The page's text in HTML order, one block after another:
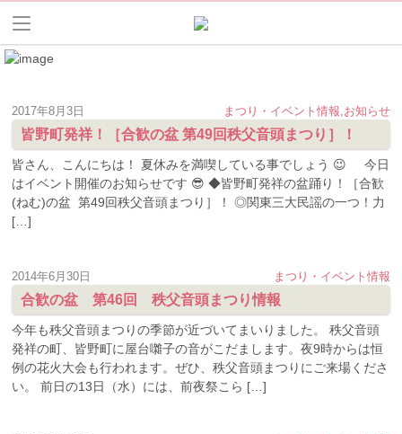
まつり・イベント情報 お知らせ
2017年8月3日
皆野町発祥！［合歓の盆 第49回秩父音頭まつり］！
皆さん、こんにちは！ 夏休みを満喫している事でしょう 😉 今日
はイベント開催のお知らせです 😎 ◆皆野町発祥の盆踊り！［合歓
(ねむ)の盆 第49回秩父音頭まつり］！ ◎関東三大民謡の一つ！力
[…]
まつり・イベント情報
2014年6月30日
合歓の盆 第46回 秩父音頭まつり情報
今年も秩父音頭まつりの季節が近づいてまいりました。 秩父音頭
発祥の町、皆野町に屋台囃子の音がこだまします。夜9時からは恒
例の花火大会も行われます。ぜひ、秩父音頭まつりにご来場くださ
い。 前日の13日（水）には、前夜祭こら […]